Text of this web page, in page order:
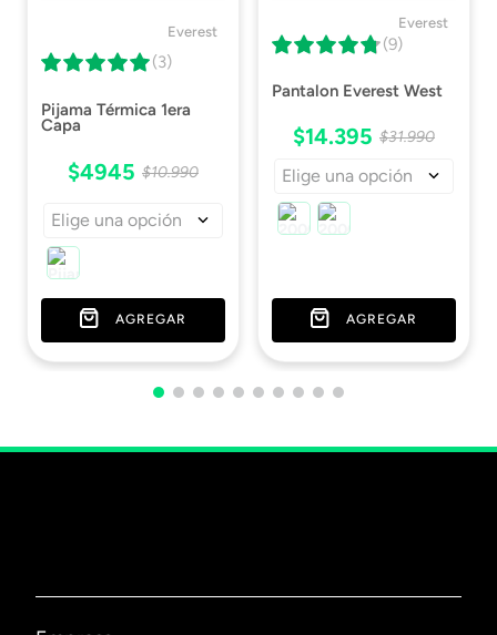
Everest
(3)
Pijama Térmica 1era
Capa
$4945 $10.990
Elige una opción
AGREGAR
Everest
(9)
Pantalon Everest West
$14.395 $31.990
Elige una opción
AGREGAR